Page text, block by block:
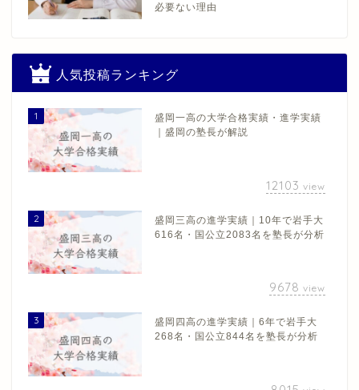
必要ない理由
人気投稿ランキング
1
盛岡一高の大学合格実績・進学実績
｜盛岡の塾長が解説
12103 view
2
盛岡三高の進学実績｜10年で岩手大
616名・国公立2083名を塾長が分析
9678 view
3
盛岡四高の進学実績｜6年で岩手大
268名・国公立844名を塾長が分析